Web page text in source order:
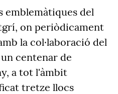
emblemàtiques del
on periòdicament
la col·laboració del
centenar de
a tot l'àmbit
tretze llocs